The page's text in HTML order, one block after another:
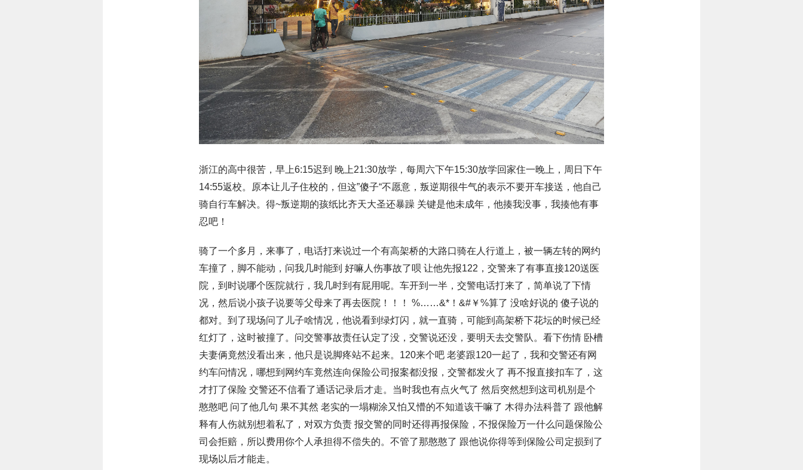
浙江的高中很苦，早上6:15迟到 晚上21:30放学，每周六下午15:30放学回家住一晚上，周日下午
14:55返校。原本让儿子住校的，但这”傻子“不愿意，叛逆期很牛气的表示不要开车接送，他自己
骑自行车解决。得~叛逆期的孩纸比齐天大圣还暴躁 关键是他未成年，他揍我没事，我揍他有事
忍吧！
骑了一个多月，来事了，电话打来说过一个有高架桥的大路口骑在人行道上，被一辆左转的网约
车撞了，脚不能动，问我几时能到 好嘛人伤事故了呗 让他先报122，交警来了有事直接120送医
院，到时说哪个医院就行，我几时到有屁用呢。车开到一半，交警电话打来了，简单说了下情
况，然后说小孩子说要等父母来了再去医院！！！ %……&*！&#￥%算了 没啥好说的 傻子说的
都对。到了现场问了儿子啥情况，他说看到绿灯闪，就一直骑，可能到高架桥下花坛的时候已经
红灯了，这时被撞了。问交警事故责任认定了没，交警说还没，要明天去交警队。看下伤情 卧槽
夫妻俩竟然没看出来，他只是说脚疼站不起来。120来个吧 老婆跟120一起了，我和交警还有网
约车问情况，哪想到网约车竟然连向保险公司报案都没报，交警都发火了 再不报直接扣车了，这
才打了保险 交警还不信看了通话记录后才走。当时我也有点火气了 然后突然想到这司机别是个
憨憨吧 问了他几句 果不其然 老实的一塌糊涂又怕又懵的不知道该干嘛了 木得办法科普了 跟他解
释有人伤就别想着私了，对双方负责 报交警的同时还得再报保险，不报保险万一什么问题保险公
司会拒赔，所以费用你个人承担得不偿失的。不管了那憨憨了 跟他说你得等到保险公司定损到了
现场以后才能走。